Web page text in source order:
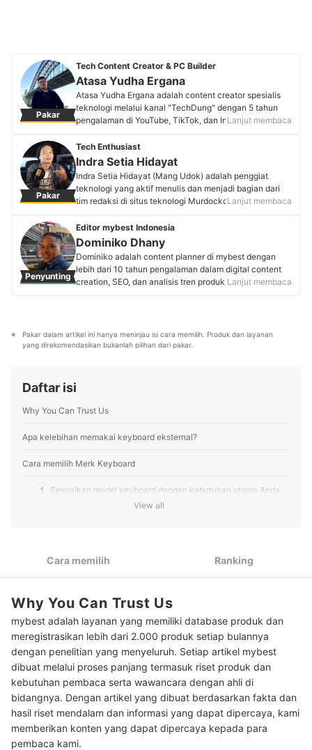
Pakar
Tech Content Creator & PC Builder
Atasa Yudha Ergana
Atasa Yudha Ergana adalah content creator spesialis
teknologi melalui kanal "TechDung" dengan 5 tahun
pengalaman di YouTube, TikTok, dan Instagram. Kanal
kali fokus pada perakitan PC, ulasan komponen, dan
custom build untuk gaming dan produktivitas. Melalui
gaya informatif, ia berkomitmen memudahkan audiens
memahami teknologi dan memilih solusi PC terbaik.
Keahliannya dalam memberikan rekomendasi objektif
diwujudkan dengan mendirikan bisnis perakitan PC
Profil Atasa Yudha Ergana
Lanjut membaca
Pakar
Tech Enthusiast
Indra Setia Hidayat
Indra Setia Hidayat (Mang Udok) adalah penggiat
teknologi yang aktif menulis dan menjadi bagian dari
tim redaksi di situs teknologi Murdockcruz.com dengan
perkembangan teknologi dilandasi keahlian mendalam
yang diperoleh selama dua dekade membuatnya
dikenal piawai dalam mengulas perangkat keras.
Dengan konsistensinya dalam membagikan analisis
teknologi terkini, tulisan-tulisan Mang Udok yang tajam
menjadi rujukan wajib bagi tech enthusiast di
Lanjut membaca
Penyunting
Editor mybest Indonesia
Dominiko Dhany
Dominiko adalah content planner di mybest dengan
lebih dari 10 tahun pengalaman dalam digital content
creation, SEO, dan analisis tren produk. Memulai karier
pakar berbagai industri dan menggunakan riset
berbasis data untuk menyusun rekomendasi produk
Lanjut membaca
Pakar dalam artikel ini hanya meninjau isi cara memilih. Produk dan layanan
yang direkomendasikan bukanlah pilihan dari pakar.
Daftar isi
Why You Can Trust Us
Apa kelebihan memakai keyboard eksternal?
Cara memilih Merk Keyboard
1 Sesuaikan model keyboard dengan kebutuhan utama Anda
pengalaman mengetik
Logitech dan VortexSeries
Peringkat Merk Keyboard Terbaik
Baca juga rekomendasi produk keyboard lainnya di sini
View all
Cara memilih Ranking
Why You Can Trust Us
mybest adalah layanan yang memiliki database produk dan
meregistrasikan lebih dari 2.000 produk setiap bulannya
dengan penelitian yang menyeluruh. Setiap artikel mybest
dibuat melalui proses panjang termasuk riset produk dan
kebutuhan pembaca serta wawancara dengan ahli di
bidangnya. Dengan artikel yang dibuat berdasarkan fakta dan
hasil riset mendalam dan informasi yang dapat dipercaya, kami
memberikan konten yang dapat dipercaya kepada para
pembaca kami.